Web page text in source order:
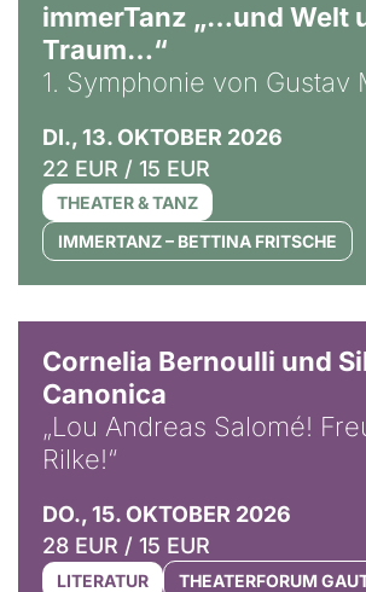
immerTanz „…und Welt
Traum…“
1. Symphonie von Gustav
DI., 13. OKTOBER 2026
22 EUR / 15 EUR
THEATER & TANZ
IMMERTANZ – BETTINA FRITSCHE
Cornelia Bernoulli und
Canonica
„Lou Andreas Salomé!
Rilke!“
DO., 15. OKTOBER 2026
28 EUR / 15 EUR
LITERATUR THEATERFORUM